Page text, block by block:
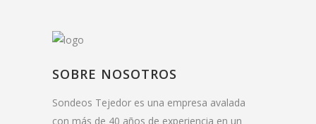
SOBRE NOSOTROS
Sondeos Tejedor es una empresa avalada
con más de 40 años de experiencia en un